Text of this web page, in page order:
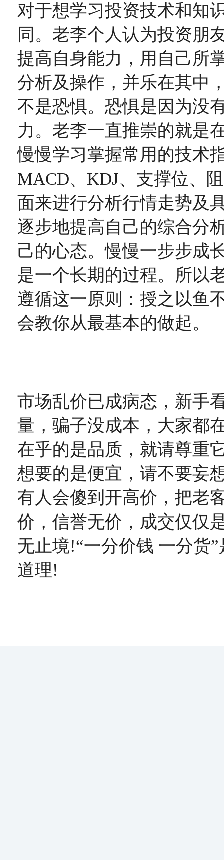
对于想学习投资技术和知
同。老李个人认为投资朋
提高自身能力，用自己所
分析及操作，并乐在其中
不是恐惧。恐惧是因为没
力。老李一直推崇的就是
慢慢学习掌握常用的技术
MACD、KDJ、支撑位、
面来进行分析行情走势及
逐步地提高自己的综合分
己的心态。慢慢一步步成
是一个长期的过程。所以
遵循这一原则：授之以鱼
会教你从最基本的做起。
市场乱价已成病态，新手
量，骗子没成本，大家都
在乎的是品质，就请尊重
想要的是便宜，请不要妄
有人会傻到开高价，把老
价，信誉无价，成交仅仅
无止境!“一分价钱 一分货
道理!